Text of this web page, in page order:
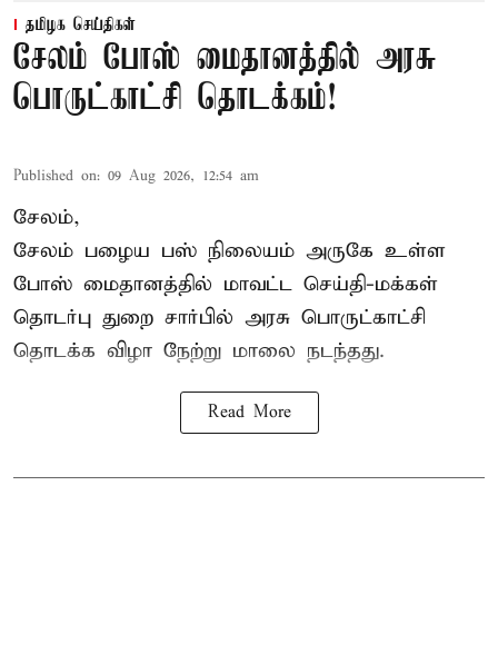
தமிழக செய்திகள்
சேலம் போஸ் மைதானத்தில் அரசு
பொருட்காட்சி தொடக்கம்!
Published on: 09 Aug 2026, 12:54 am
சேலம்,
சேலம் பழைய பஸ் நிலையம் அருகே உள்ள
போஸ் மைதானத்தில் மாவட்ட செய்தி-மக்கள்
தொடர்பு துறை சார்பில் அரசு பொருட்காட்சி
தொடக்க விழா நேற்று மாலை நடந்தது.
Read More